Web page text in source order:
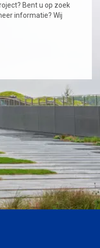
Bent u op zoek
informatie? Wij